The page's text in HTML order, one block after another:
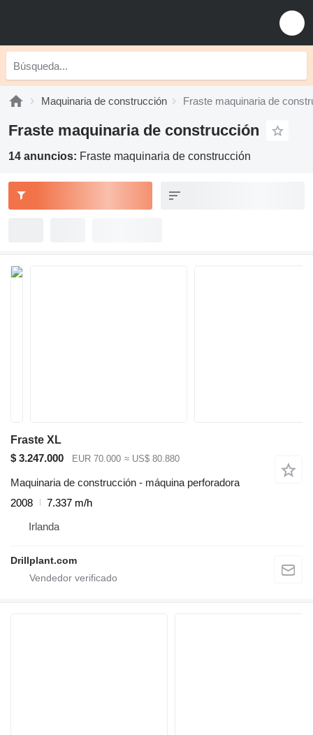
Maquinaria de construcción Fraste maquinaria de
Fraste maquinaria de construcción
14 anuncios: Fraste maquinaria de construcción
Fraste XL
$ 3.247.000
EUR 70.000 ≈ US$ 80.880
Maquinaria de construcción - máquina perforadora
2008
7.337 m/h
Irlanda
Drillplant.com